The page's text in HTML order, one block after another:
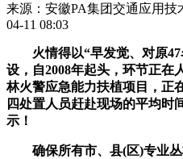
来源：安徽PA集团交通应用技
04-11 08:03
火情得以“早发觉、对原47
设，自2008年起头，环节正在
林火警应急能力扶植项目，正
四处置人员赶赴现场的平均时
示！
确保所有市、县(区)专业丛